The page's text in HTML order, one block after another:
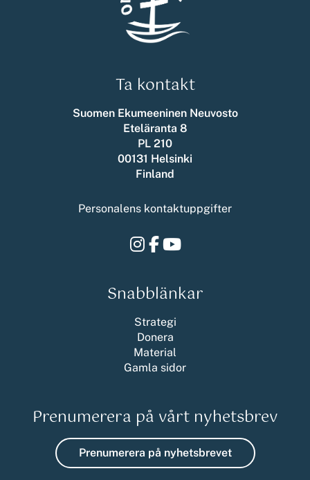
Ta kontakt
Suomen Ekumeeninen Neuvosto
Eteläranta 8
PL 210
00131 Helsinki
Finland
Personalens kontaktuppgifter
Instagram
Facebook
Youtube
Snabblänkar
Strategi
Donera
Material
Gamla sidor
Prenumerera på vårt nyhetsbrev
Prenumerera på nyhetsbrevet